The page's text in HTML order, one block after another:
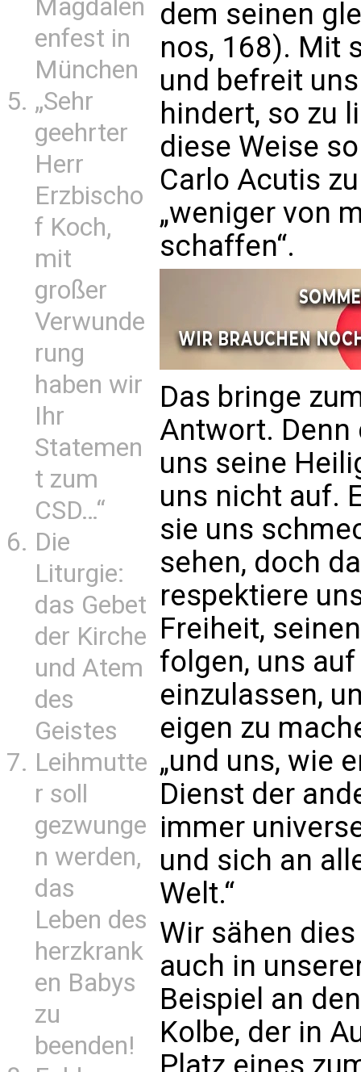
Magdalen
enfest in
München
„Sehr
geehrter
Herr
Erzbischo
f Koch,
mit
großer
Verwunde
rung
haben wir
Ihr
Statemen
t zum
CSD…“
Die
Liturgie:
das Gebet
der Kirche
und Atem
des
Geistes
Leihmutte
r soll
gezwunge
n werden,
das
Leben des
herzkrank
en Babys
zu
beenden!
dem seinen
nos, 168). Mit
und befreit
hindert, so zu
diese Weise
Carlo Acutis
„weniger von
schaffen“.
Das bringe
Antwort. Denn
uns seine
uns nicht auf.
sie uns
sehen, doch
respektiere
Freiheit,
folgen, uns
einzulassen,
eigen zu
„und uns, wie
Dienst der
immer
und sich an
Welt.“
Wir sähen
auch in
Beispiel an
Kolbe, der in